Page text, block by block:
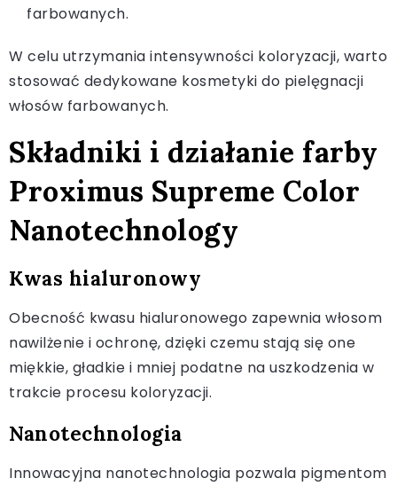
farbowanych.
W celu utrzymania intensywności koloryzacji, warto
stosować dedykowane kosmetyki do pielęgnacji
włosów farbowanych.
Składniki i działanie farby
Proximus Supreme Color
Nanotechnology
Kwas hialuronowy
Obecność kwasu hialuronowego zapewnia włosom
nawilżenie i ochronę, dzięki czemu stają się one
miękkie, gładkie i mniej podatne na uszkodzenia w
trakcie procesu koloryzacji.
Nanotechnologia
Innowacyjna nanotechnologia pozwala pigmentom